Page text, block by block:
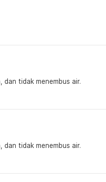
dan tidak menembus air.
dan tidak menembus air.